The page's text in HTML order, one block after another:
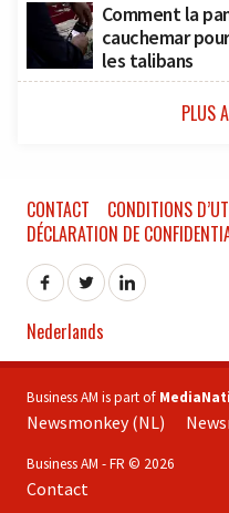
Comment la
cauchemar
les talibans
PLUS
CONTACT
CONDITIONS
DÉCLARATION DE
Nederlands
Business AM is part of
Newsmonkey (NL)
Business AM - FR © 2026
Contact